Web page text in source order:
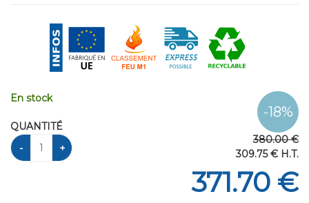
380.00 €
309.75€ H.T.
371.70 €
En stock
QUANTITÉ